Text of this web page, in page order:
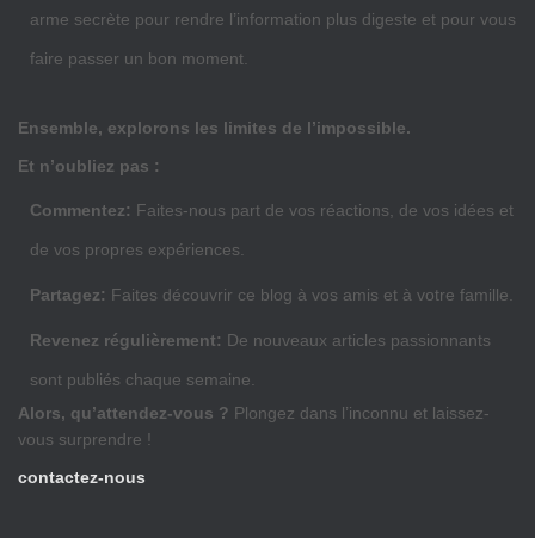
arme secrète pour rendre l’information plus digeste et pour vous
faire passer un bon moment.
Ensemble, explorons les limites de l’impossible.
Et n’oubliez pas :
Commentez: Faites-nous part de vos réactions, de vos idées et
de vos propres expériences.
Partagez: Faites découvrir ce blog à vos amis et à votre famille.
Revenez régulièrement: De nouveaux articles passionnants
sont publiés chaque semaine.
Alors, qu’attendez-vous ? Plongez dans l’inconnu et laissez-
vous surprendre !
contactez-nous